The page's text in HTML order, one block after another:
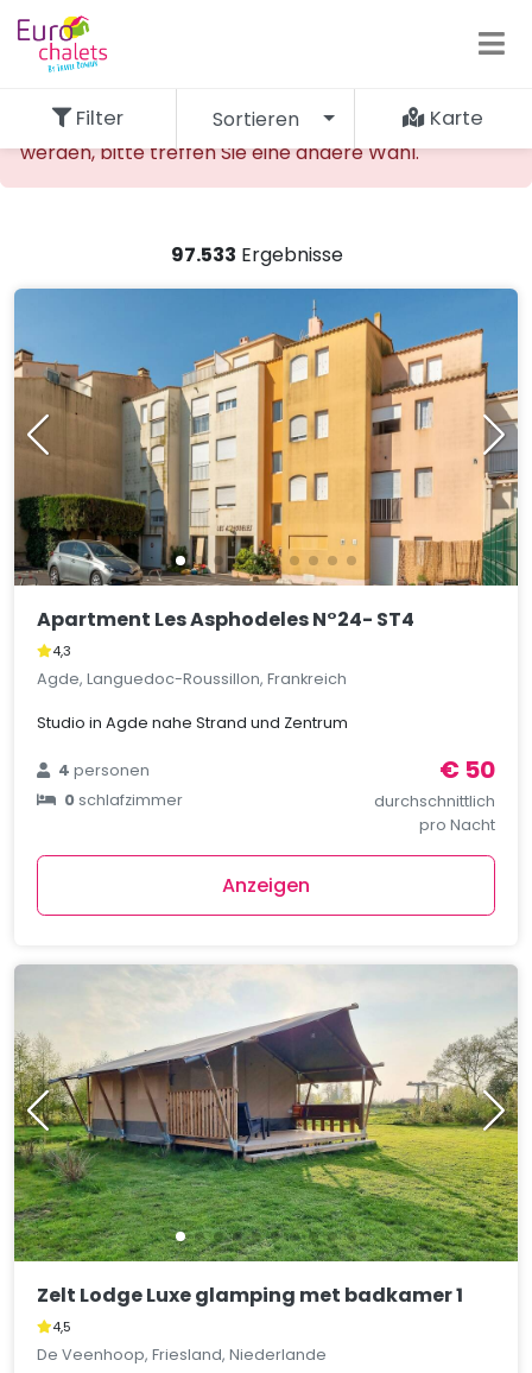
Die gewünschte Unterkunft kann nicht gefunden
werden, bitte treffen Sie eine andere Wahl.
97.533 Ergebnisse
Filter Sortieren Karte
Apartment Les Asphodeles N°24- ST4
4,3
Agde, Languedoc-Roussillon, Frankreich
Studio in Agde nahe Strand und Zentrum
4personen
0schlafzimmer
€ 50
durchschnittlich
pro Nacht
Anzeigen
Zelt Lodge Luxe glamping met badkamer 1
4,5
De Veenhoop, Friesland, Niederlande